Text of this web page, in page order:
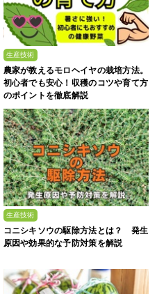
生産技術
農家が教えるモロヘイヤの栽培方法。
初心者でも安心！収穫のコツや育て方
のポイントを徹底解説
生産技術
コニシキソウの駆除方法とは？ 発生
原因や効果的な予防対策を解説